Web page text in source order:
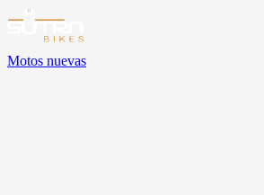
Motos nuevas